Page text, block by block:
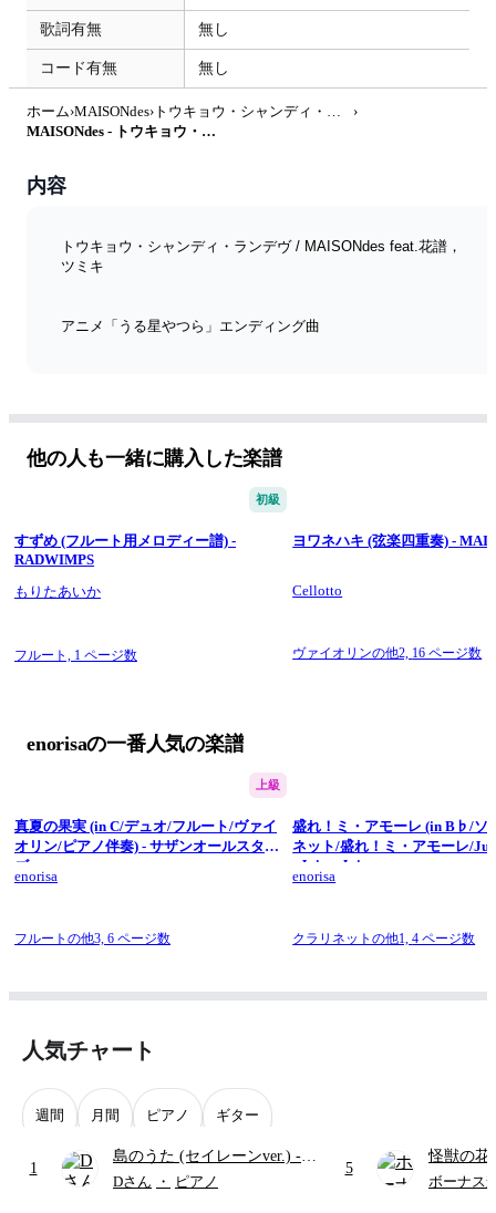
歌詞有無 無し
コード有無 無し
ホーム›MAISONdes›
›
MAISONdes - トウキョウ・シャンディ・ランデヴ (in C /ソロ/フルート/オーボエ/ヴァイオリン/うる星やつら/ツミキ/花譜/帝京平成大学) by enorisa
内容
トウキョウ・シャンディ・ランデヴ / MAISONdes feat.花譜，
ツミキ
アニメ「うる星やつら」エンディング曲
は装飾音も演奏していただいた方がより再現度が高くなると思
います。
とても難しいですがYouTubeの演奏動画を参考に、是非挑戦し
くお願いします♬
他の人も一緒に購入した楽譜
初級
すずめ (フルート用メロディー譜) -
RADWIMPS
もりたあいか
フルート, 1 ページ数
ヨワネハキ (弦楽四重奏) -
Cellotto
ヴァイオリンの他2, 16 ページ数
enorisaの一番人気の楽譜
上級
真夏の果実 (in C/デュオ/フルート/ヴァイ
オリン/ピアノ伴奏) - サザンオールスター
ズ
enorisa
フルートの他3, 6 ページ数
盛れ！ミ・アモーレ (in B♭/ソ
ネット/盛れ！ミ・アモーレ/
- Juice=Juice
enorisa
クラリネットの他1,4 ページ数
人気チャート
週間 月間 ピアノ ギター
1
島のうた (セイレーンver.) -
セイレーン(CV.鈴木みのり)
Dさん ・ ピアノ
5
怪獣の
ードパー
ボーナス